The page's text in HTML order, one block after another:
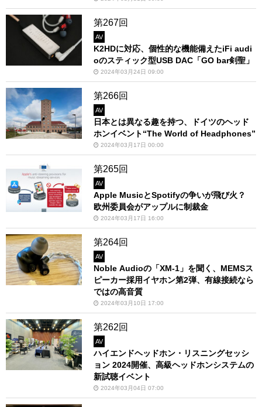
第267回
AV
K2HDに対応、個性的な機能備えたiFi audi
oのスティック型USB DAC「GO bar剣聖」
2024年03月24日 09:00
第266回
AV
日本とは異なる趣を持つ、ドイツのヘッド
ホンイベント“The World of Headphones”
2024年03月17日 00:00
第265回
AV
Apple MusicとSpotifyの争いが飛び火？
欧州委員会がアップルに制裁金
2024年03月17日 16:00
第264回
AV
Noble Audioの「XM-1」を聞く、MEMSス
ピーカー採用イヤホン第2弾、有線接続なら
ではの高音質
2024年03月10日 17:00
第262回
AV
ハイエンドヘッドホン・リスニングセッシ
ョン 2024開催、高級ヘッドホンシステムの
新試聴イベント
2024年03月04日 07:00